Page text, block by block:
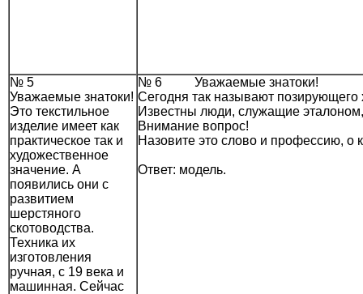
№ 5
Уважаемые знатоки!
Это текстильное
изделие имеет как
практическое так и
художественное
значение. А
появились они с
развитием
шерстяного
скотоводства.
Техника их
изготовления
ручная, с 19 века и
машинная. Сейчас
№ 6 Уважаемые знатоки!
Сегодня так называют позирующего
Известны люди, служащие
Внимание вопрос!
Назовите это слово и профессию, о
Ответ: модель.